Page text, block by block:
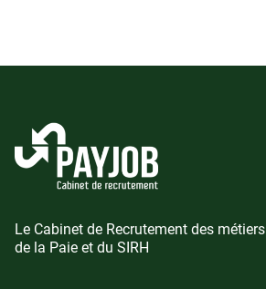
Le Cabinet de Recrutement des métiers
de la Paie et du SIRH